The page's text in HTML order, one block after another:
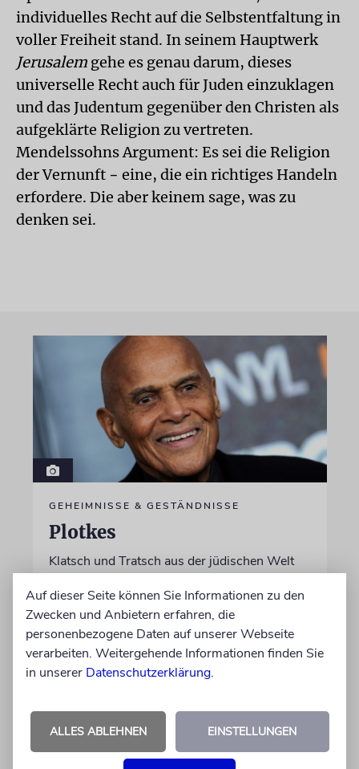
individuelles Recht auf die Selbstentfaltung in
voller Freiheit stand. In seinem Hauptwerk
Jerusalem gehe es genau darum, dieses
universelle Recht auch für Juden einzuklagen
und das Judentum gegenüber den Christen als
aufgeklärte Religion zu vertreten.
Mendelssohns Argument: Es sei die Religion
der Vernunft − eine, die ein richtiges Handeln
erfordere. Die aber keinem sage, was zu
denken sei.
GEHEIMNISSE & GESTÄNDNISSE
Plotkes
Klatsch und Tratsch aus der jüdischen Welt
von Katrin Richter, Imanuel Marcus
06.08.2026
Auf dieser Seite können Sie Informationen zu den
Zwecken und Anbietern erfahren, die
personenbezogene Daten auf unserer Webseite
verarbeiten. Weitergehende Informationen finden Sie
in unserer Datenschutzerklärung.
ALLES ABLEHNEN EINSTELLUNGEN